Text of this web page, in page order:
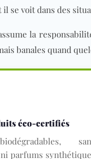
se voit dans des
la
banales quand
éco-certifiés
biodégradables,
parfums